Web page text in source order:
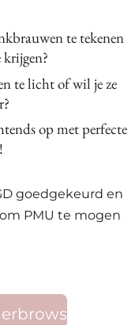
te tekenen
te licht of wil je ze
op met perfecte
goedgekeurd en
PMU te mogen